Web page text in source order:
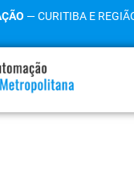
— CURITIBA E